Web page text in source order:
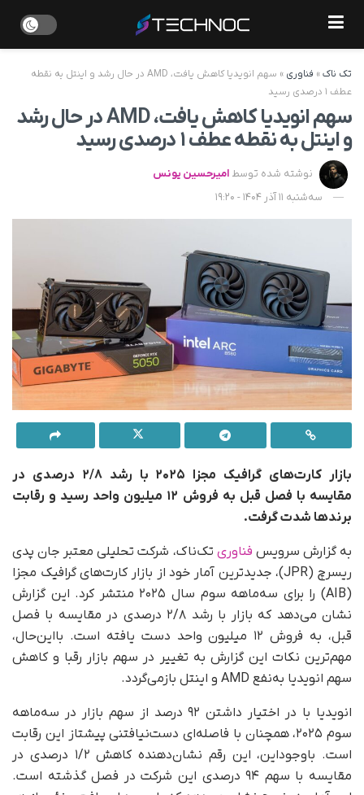
تک ناک» فناوری »
سهم انویدیا کاهش یافت، AMD در حال رشد و اینتل به نقطه
عطف ۱ درصدی رسید
سهم انویدیا کاهش یافت، AMD در حال رشد
و اینتل به نقطه عطف ۱ درصدی رسید
نوشته شده توسط امیرحسین یونس
سه‌شنبه 11 آذر 1404 - 19:20
بازار کارت‌های گرافیک مجزا ۲۰۲۵ با رشد ۲/۸ درصدی در
مقایسه با فصل قبل به فروش ۱۲ میلیون واحد رسید و رقابت
برندها شدت گرفت.
به گزارش سرویس فناوری تک‌ناک، شرکت تحلیلی معتبر جان پدی
ریسرچ (JPR)، جدیدترین آمار خود از بازار کارت‌های گرافیک مجزا
(AIB) را برای سه‌ماهه سوم سال ۲۰۲۵ منتشر کرد. این گزارش
نشان می‌دهد که بازار با رشد ۲/۸ درصدی در مقایسه با فصل
قبل، به فروش ۱۲ میلیون واحد دست یافته است. با‌این‌حال،
مهم‌ترین نکات این گزارش به تغییر در سهم بازار رقبا و کاهش
سهم انویدیا به‌نفع AMD و اینتل بازمی‌گردد.
انویدیا با در اختیار داشتن ۹۲ درصد از سهم بازار در سه‌ماهه
سوم ۲۰۲۵، همچنان با فاصله‌ای دست‌نیافتنی پیشتاز این رقابت
است. باوجوداین، این رقم نشان‌دهنده کاهش ۱/۲ درصدی در
مقایسه با سهم ۹۴ درصدی این شرکت در فصل گذشته است.